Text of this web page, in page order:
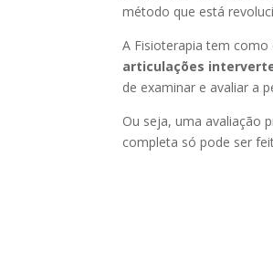
método que está
A Fisioterapia tem como
articulações
de examinar e avaliar a
Ou seja, uma avaliação
completa só pode ser